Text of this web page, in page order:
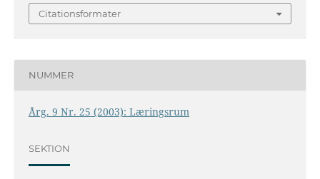
Citationsformater
NUMMER
Årg. 9 Nr. 25 (2003): Læringsrum
SEKTION